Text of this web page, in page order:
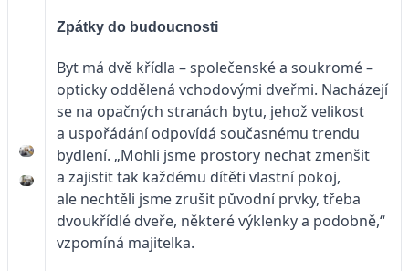
Zpátky do budoucnosti
Byt má dvě křídla – společenské a soukromé –
opticky oddělená vchodovými dveřmi. Nacházejí
se na opačných stranách bytu, jehož velikost
a uspořádání odpovídá současnému trendu
bydlení. „Mohli jsme prostory nechat zmenšit
a zajistit tak každému dítěti vlastní pokoj,
ale nechtěli jsme zrušit původní prvky, třeba
dvoukřídlé dveře, některé výklenky a podobně,“
vzpomíná majitelka.